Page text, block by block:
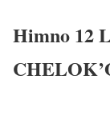
Himno 12